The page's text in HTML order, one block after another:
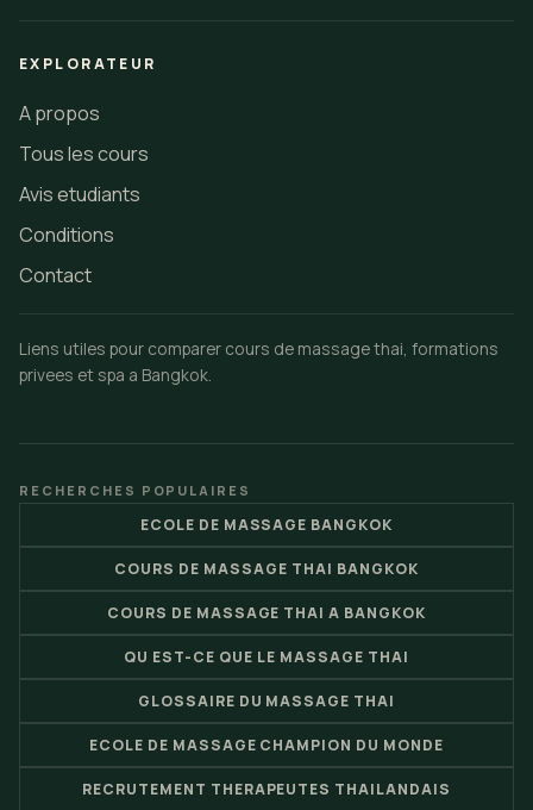
EXPLORATEUR
A propos
Tous les cours
Avis etudiants
Conditions
Contact
Liens utiles pour comparer cours de massage thai, formations
privees et spa a Bangkok.
RECHERCHES POPULAIRES
ECOLE DE MASSAGE BANGKOK
COURS DE MASSAGE THAI BANGKOK
COURS DE MASSAGE THAI A BANGKOK
QU EST-CE QUE LE MASSAGE THAI
GLOSSAIRE DU MASSAGE THAI
ECOLE DE MASSAGE CHAMPION DU MONDE
RECRUTEMENT THERAPEUTES THAILANDAIS